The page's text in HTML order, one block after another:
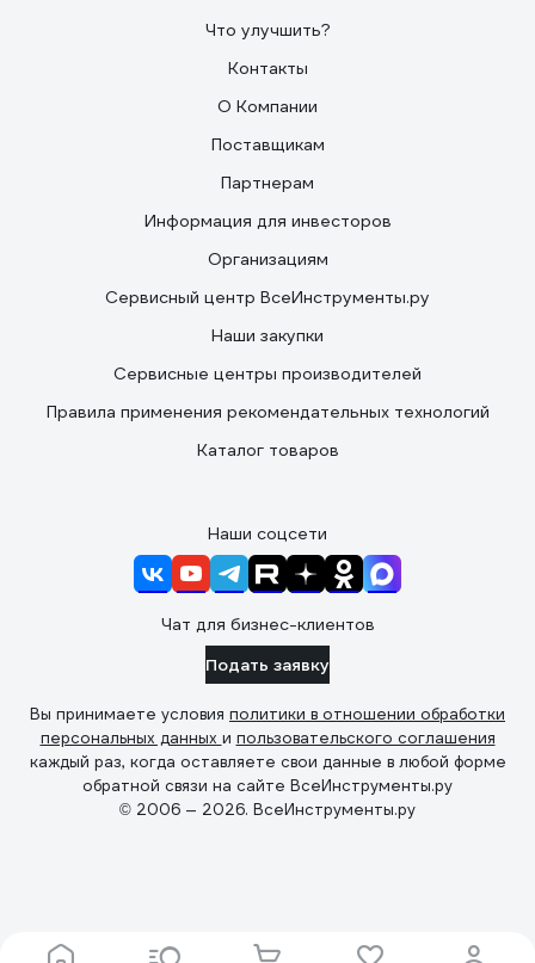
Что улучшить?
Контакты
О Компании
Поставщикам
Партнерам
Информация для инвесторов
Организациям
Сервисный центр ВсеИнструменты.ру
Наши закупки
Сервисные центры производителей
Правила применения рекомендательных технологий
Каталог товаров
Наши соцсети
Чат для бизнес-клиентов
Подать заявку
Вы принимаете условия политики в отношении обработки
персональных данных и пользовательского соглашения
каждый раз, когда оставляете свои данные в любой форме
обратной связи на сайте ВсеИнструменты.ру
© 2006 — 2026. ВсеИнструменты.ру